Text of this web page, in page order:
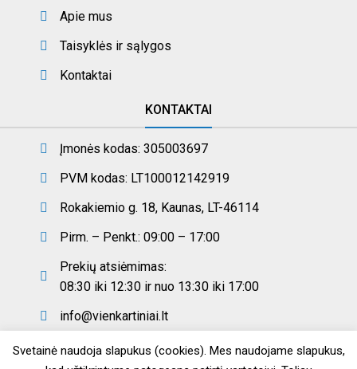
Apie mus
Taisyklės ir sąlygos
Kontaktai
KONTAKTAI
Įmonės kodas: 305003697
PVM kodas: LT100012142919
Rokakiemio g. 18, Kaunas, LT-46114
Pirm. – Penkt.: 09:00 – 17:00
Prekių atsiėmimas:
08:30 iki 12:30 ir nuo 13:30 iki 17:00
info@vienkartiniai.lt
Svetainė naudoja slapukus (cookies). Mes naudojame slapukus,